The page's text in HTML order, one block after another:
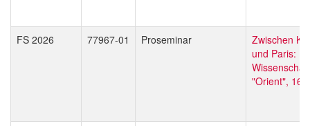
FS 2026 77967-01 Proseminar
Zwischen
und Paris:
"Orient",